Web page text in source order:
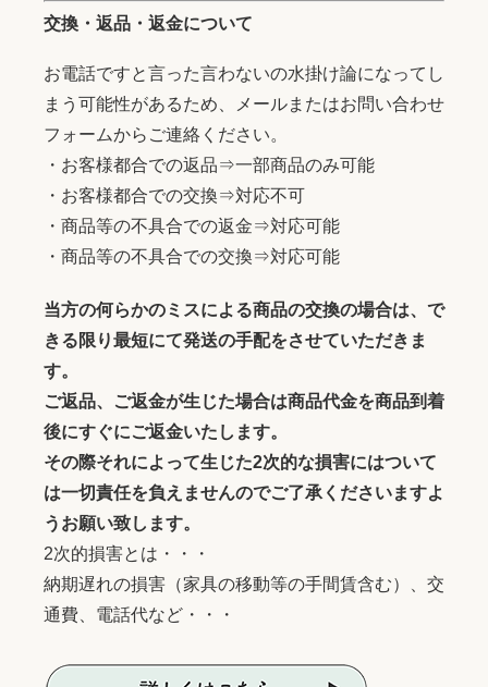
交換・返品・返金について
お電話ですと言った言わないの水掛け論になってし
まう可能性があるため、メールまたはお問い合わせ
フォームからご連絡ください。
・お客様都合での返品⇒一部商品のみ可能
・お客様都合での交換⇒対応不可
・商品等の不具合での返金⇒対応可能
・商品等の不具合での交換⇒対応可能
当方の何らかのミスによる商品の交換の場合は、で
きる限り最短にて発送の手配をさせていただきま
す。
ご返品、ご返金が生じた場合は商品代金を商品到着
後にすぐにご返金いたします。
その際それによって生じた2次的な損害にはついて
は一切責任を負えませんのでご了承くださいますよ
うお願い致します。
2次的損害とは・・・
納期遅れの損害（家具の移動等の手間賃含む）、交
通費、電話代など・・・